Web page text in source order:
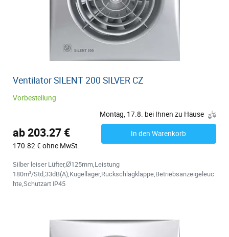
Ventilator SILENT 200 SILVER CZ
Vorbestellung
Montag, 17.8. bei Ihnen zu Hause
ab 203.27 €
170.82 € ohne MwSt.
In den Warenkorb
Silber leiser Lüfter,Ø125mm,Leistung
180m³/Std,33dB(A),Kugellager,Rückschlagklappe,Betriebsanzeigeleuc
hte,Schutzart IP45